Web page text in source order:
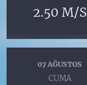
2.50 M/S
07 AĞUSTOS
CUMA